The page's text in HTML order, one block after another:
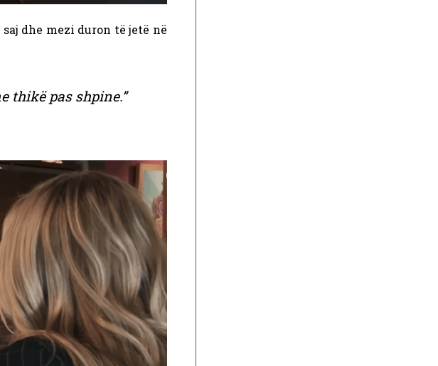
dhe mezi duron të jetë në
thikë pas shpine.”